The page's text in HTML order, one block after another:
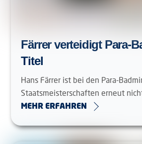
Färrer verteidigt Para-
Titel
Hans Färrer ist bei den Para-
Staatsmeisterschaften erneut
MEHR ERFAHREN